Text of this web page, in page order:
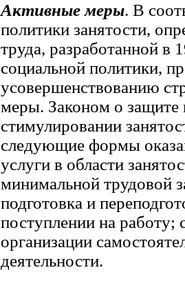
Активные меры. В
политики занятости,
труда, разработанной в
социальной политики,
усовершенствованию
меры. Законом о защите
стимулировании
следующие формы
услуги в области
минимальной трудовой
подготовка и
поступлении на работу;
организации
деятельности.